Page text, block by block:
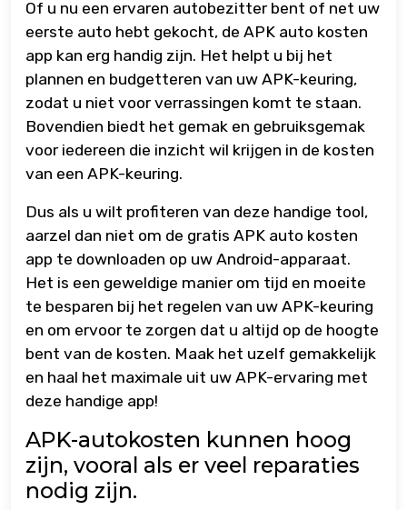
Of u nu een ervaren autobezitter bent of net uw
eerste auto hebt gekocht, de APK auto kosten
app kan erg handig zijn. Het helpt u bij het
plannen en budgetteren van uw APK-keuring,
zodat u niet voor verrassingen komt te staan.
Bovendien biedt het gemak en gebruiksgemak
voor iedereen die inzicht wil krijgen in de kosten
van een APK-keuring.
Dus als u wilt profiteren van deze handige tool,
aarzel dan niet om de gratis APK auto kosten
app te downloaden op uw Android-apparaat.
Het is een geweldige manier om tijd en moeite
te besparen bij het regelen van uw APK-keuring
en om ervoor te zorgen dat u altijd op de hoogte
bent van de kosten. Maak het uzelf gemakkelijk
en haal het maximale uit uw APK-ervaring met
deze handige app!
APK-autokosten kunnen hoog
zijn, vooral als er veel reparaties
nodig zijn.